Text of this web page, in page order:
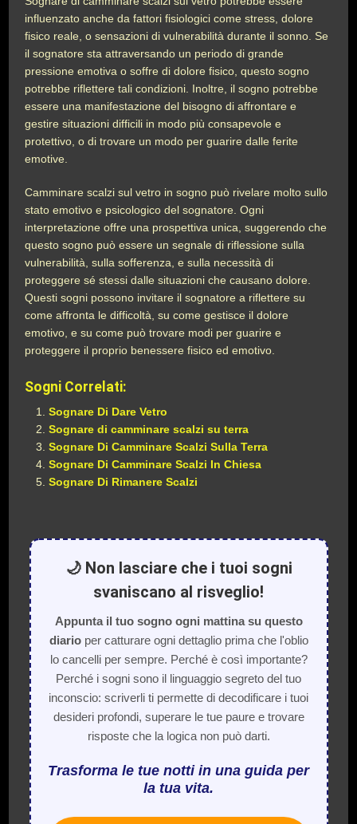
influenzato anche da fattori fisiologici come stress, dolore
fisico reale, o sensazioni di vulnerabilità durante il sonno. Se
il sognatore sta attraversando un periodo di grande
pressione emotiva o soffre di dolore fisico, questo sogno
potrebbe riflettere tali condizioni. Inoltre, il sogno potrebbe
essere una manifestazione del bisogno di affrontare e
gestire situazioni difficili in modo più consapevole e
protettivo, o di trovare un modo per guarire dalle ferite
emotive.
Camminare scalzi sul vetro in sogno può rivelare molto sullo
stato emotivo e psicologico del sognatore. Ogni
interpretazione offre una prospettiva unica, suggerendo che
questo sogno può essere un segnale di riflessione sulla
vulnerabilità, sulla sofferenza, e sulla necessità di
proteggere sé stessi dalle situazioni che causano dolore.
Questi sogni possono invitare il sognatore a riflettere su
come affronta le difficoltà, su come gestisce il dolore
emotivo, e su come può trovare modi per guarire e
proteggere il proprio benessere fisico ed emotivo.
Sogni Correlati:
Sognare Di Dare Vetro
Sognare di camminare scalzi su terra
Sognare Di Camminare Scalzi Sulla Terra
Sognare Di Camminare Scalzi In Chiesa
Sognare Di Rimanere Scalzi
🌙 Non lasciare che i tuoi sogni
svaniscano al risveglio!
Appunta il tuo sogno ogni mattina su questo
diarioper catturare ogni dettaglio prima che l'oblio
lo cancelli per sempre. Perché è così importante?
Perché i sogni sono il linguaggio segreto del tuo
inconscio: scriverli ti permette di decodificare i tuoi
desideri profondi, superare le tue paure e trovare
risposte che la logica non può darti.
Trasforma le tue notti in una guida per
la tua vita.